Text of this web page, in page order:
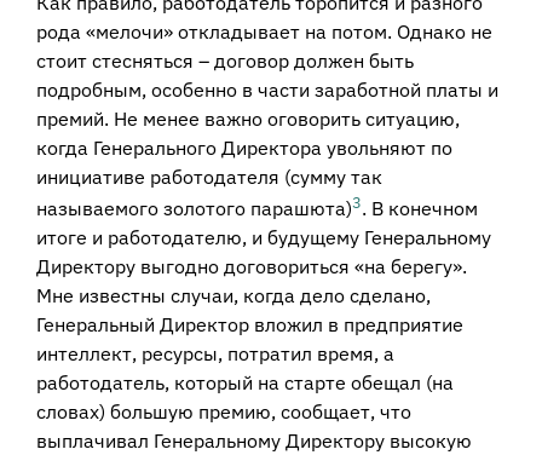
рода «мелочи» откладывает на потом. Однако не
стоит стесняться – договор должен быть
подробным, особенно в части заработной платы и
премий. Не менее важно оговорить ситуацию,
когда Генерального Директора увольняют по
инициативе работодателя (сумму так
называемого золотого парашюта)3. В конечном
итоге и работодателю, и будущему Генеральному
Директору выгодно договориться «на берегу».
Мне известны случаи, когда дело сделано,
Генеральный Директор вложил в предприятие
интеллект, ресурсы, потратил время, а
работодатель, который на старте обещал (на
словах) большую премию, сообщает, что
выплачивал Генеральному Директору высокую